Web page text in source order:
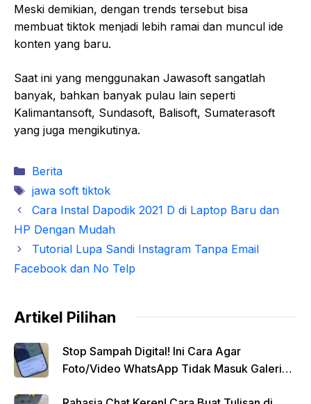
Meski demikian, dengan trends tersebut bisa
membuat tiktok menjadi lebih ramai dan muncul ide
konten yang baru.
Saat ini yang menggunakan Jawasoft sangatlah
banyak, bahkan banyak pulau lain seperti
Kalimantansoft, Sundasoft, Balisoft, Sumaterasoft
yang juga mengikutinya.
Kategori
Berita
Tag
jawa soft tiktok
Cara Instal Dapodik 2021 D di Laptop Baru dan
HP Dengan Mudah
Tutorial Lupa Sandi Instagram Tanpa Email
Facebook dan No Telp
Artikel Pilihan
Stop Sampah Digital! Ini Cara Agar
Foto/Video WhatsApp Tidak Masuk Galeri